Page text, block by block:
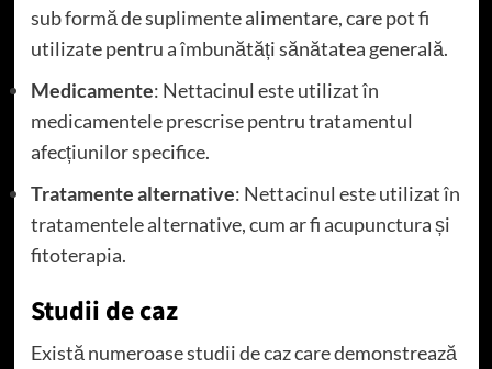
sub formă de suplimente alimentare, care pot fi
utilizate pentru a îmbunătăți sănătatea generală.
Medicamente: Nettacinul este utilizat în
medicamentele prescrise pentru tratamentul
afecțiunilor specifice.
Tratamente alternative: Nettacinul este utilizat în
tratamentele alternative, cum ar fi acupunctura și
fitoterapia.
Studii de caz
Există numeroase studii de caz care demonstrează